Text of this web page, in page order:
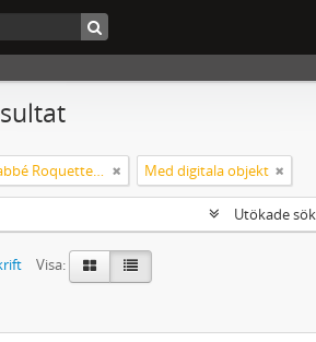
Amours De Monsieur L'abbé Roquette avec Mademoiselle de Montauzier par Monsieur L'abbé Le Camus 1667 Med digitala objekt
Utökade
Visa: